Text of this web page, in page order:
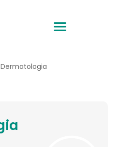
Dermatologia